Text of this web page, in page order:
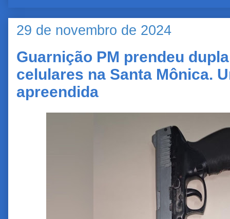
29 de novembro de 2024
Guarnição PM prendeu
celulares na Santa Mônica.
apreendida